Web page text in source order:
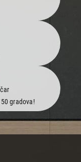
gradova!